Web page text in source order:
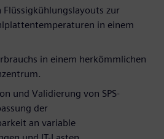
Flüssigkühlungslayouts zur
in einem
in einem herkömmlichen
und Validierung von SPS-
der
an variable